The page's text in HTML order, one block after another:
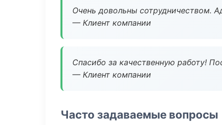
Очень довольны сотрудничеством.
— Клиент компании
Спасибо за качественную работу!
— Клиент компании
Часто задаваемые вопросы